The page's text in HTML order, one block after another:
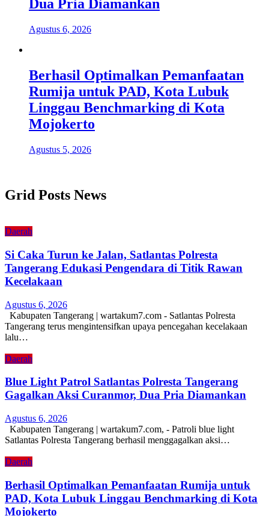
Dua Pria Diamankan
Agustus 6, 2026
Berhasil Optimalkan Pemanfaatan
Rumija untuk PAD, Kota Lubuk
Linggau Benchmarking di Kota
Mojokerto
Agustus 5, 2026
Grid Posts News
Daerah
Si Caka Turun ke Jalan, Satlantas Polresta
Tangerang Edukasi Pengendara di Titik Rawan
Kecelakaan
Agustus 6, 2026
Kabupaten Tangerang | wartakum7.com - Satlantas Polresta
Tangerang terus mengintensifkan upaya pencegahan kecelakaan
lalu…
Daerah
Blue Light Patrol Satlantas Polresta Tangerang
Gagalkan Aksi Curanmor, Dua Pria Diamankan
Agustus 6, 2026
Kabupaten Tangerang | wartakum7.com, - Patroli blue light
Satlantas Polresta Tangerang berhasil menggagalkan aksi…
Daerah
Berhasil Optimalkan Pemanfaatan Rumija untuk
PAD, Kota Lubuk Linggau Benchmarking di Kota
Mojokerto